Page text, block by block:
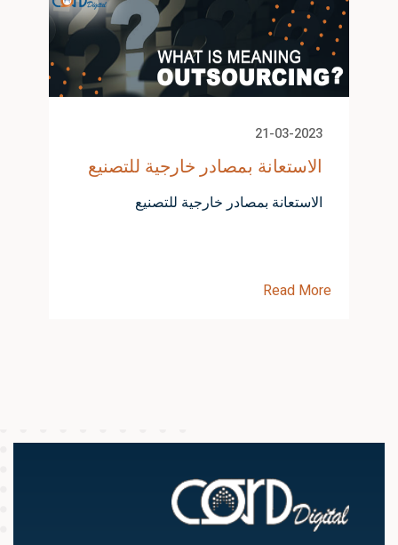
21-03-2023
الاستعانة بمصادر خارجية للتصنيع
الاستعانة بمصادر خارجية للتصنيع
Read More